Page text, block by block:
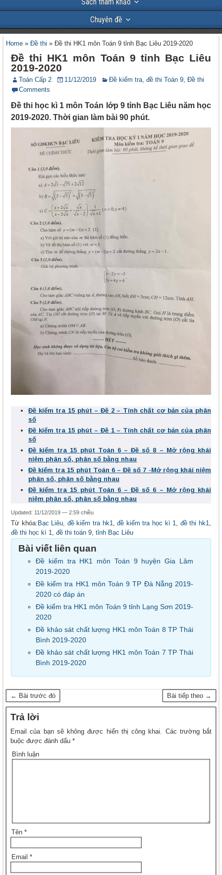
Chuyên đề
Home » Đề thi » Đề thi HK1 môn Toán 9 tỉnh Bạc Liêu 2019-2020
Đề thi HK1 môn Toán 9 tỉnh Bạc Liêu
2019-2020
Toán Cấp 2 11/12/2019 Đề kiểm tra, đề thi Toán 9, Đề thi
Comments
Đề thi học kì 1 môn Toán lớp 9 tỉnh Bạc Liêu năm học
2019-2020. Thời gian làm bài 90 phút.
Đề kiểm tra 15 phút – Đề 2 – Tính chất cơ bản của phân
số
Đề kiểm tra 15 phút – Đề 1 – Tính chất cơ bản của phân
số
Đề kiểm tra 15 phút Toán 6 – Đề số 8 – Mở rộng khái
niệm phân số, phân số bằng nhau
Đề kiểm tra 15 phút Toán 6 – Đề số 7 -Mở rộng khái niệm
phân số, phân số bằng nhau
Đề kiểm tra 15 phút Toán 6 – Đề số 6 – Mở rộng khái
niệm phân số, phân số bằng nhau
Updated: 11/12/2019 — 2:59 chiều
Từ khóa:Bạc Liêu đề kiểm tra hk1 ,đề kiểm tra học kì 1 đề thi hk1
đề thi học kì 1
đề thi toán 9 tỉnh Bạc Liêu
Bài viết liên quan
Đề kiểm tra HK1 môn Toán 9 huyện Gia Lâm
2019-2020
Đề kiểm tra HK1 môn Toán 9 TP Đà Nẵng 2019-
2020 có đáp án
Đề kiểm tra HK1 môn Toán 9 tỉnh Lạng Sơn 2019-
2020
Đề khảo sát chất lượng HK1 môn Toán 8 TP Thái
Bình 2019-2020
Đề khảo sát chất lượng HK1 môn Toán 7 TP Thái
Bình 2019-2020
← Bài trước đó Bài tiếp theo →
Trả lời
Email của bạn sẽ không được hiển thị công khai.
Các trường bắt
buộc được đánh dấu *
Bình luận
Tên *
Email *